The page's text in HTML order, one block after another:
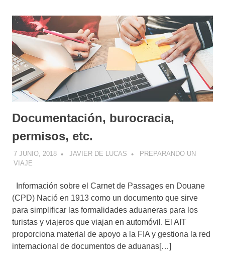
Documentación, burocracia,
permisos, etc.
7 JUNIO, 2018 JAVIER DE LUCAS
PREPARANDO UN
VIAJE
Información sobre el Carnet de Passages en Douane
(CPD) Nació en 1913 como un documento que sirve
para simplificar las formalidades aduaneras para los
turistas y viajeros que viajan en automóvil. El AIT
proporciona material de apoyo a la FIA y gestiona la red
internacional de documentos de aduanas[…]